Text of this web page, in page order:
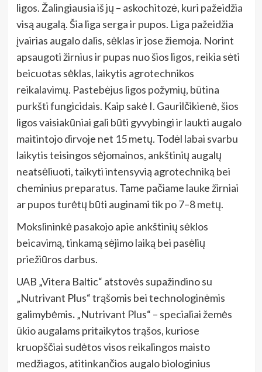
ligos. Žalingiausia iš jų – askochitozė, kuri pažeidžia
visą augalą. Šia liga serga ir pupos. Liga pažeidžia
įvairias augalo dalis, sėklas ir jose žiemoja. Norint
apsaugoti žirnius ir pupas nuo šios ligos, reikia sėti
beicuotas sėklas, laikytis agrotechnikos
reikalavimų. Pastebėjus ligos požymių, būtina
purkšti fungicidais. Kaip sakė I. Gaurilčikienė, šios
ligos vaisiakūniai gali būti gyvybingi ir laukti augalo
maitintojo dirvoje net 15 metų. Todėl labai svarbu
laikytis teisingos sėjomainos, ankštinių augalų
neatsėliuoti, taikyti intensyvią agrotechniką bei
cheminius preparatus. Tame pačiame lauke žirniai
ar pupos turėtų būti auginami tik po 7–8 metų.
Mokslininkė pasakojo apie ankštinių sėklos
beicavimą, tinkamą sėjimo laiką bei pasėlių
priežiūros darbus.
UAB „Vitera Baltic“ atstovės supažindino su
„Nutrivant Plus“ trąšomis bei technologinėmis
galimybėmis.„Nutrivant Plus“ – specialiai žemės
ūkio augalams pritaikytos trąšos, kuriose
kruopščiai sudėtos visos reikalingos maisto
medžiagos, atitinkančios augalo biologinius